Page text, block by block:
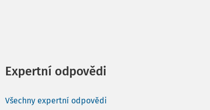
Expertní odpovědi
Všechny expertní odpovědi